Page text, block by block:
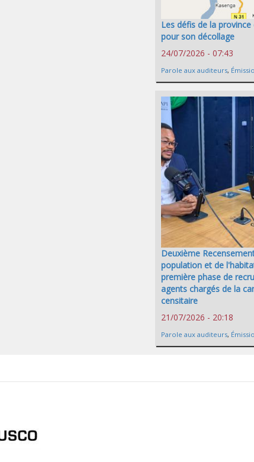
Les défis de la
pour son décollage
24/07/2026 - 07:43
Parole aux auditeurs,
Deuxième
population et de
première phase de
agents chargés de la
censitaire
21/07/2026 - 20:18
Parole aux auditeurs,